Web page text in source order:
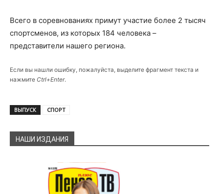
Всего в соревнованиях примут участие более 2 тысяч
спортсменов, из которых 184 человека –
представители нашего региона.
Если вы нашли ошибку, пожалуйста, выделите фрагмент текста и
нажмите Ctrl+Enter.
ВЫПУСК СПОРТ
НАШИ ИЗДАНИЯ